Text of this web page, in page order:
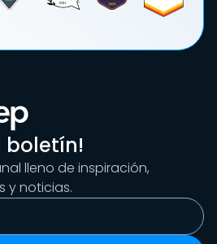
boletín!
lleno de inspiración,
y noticias.